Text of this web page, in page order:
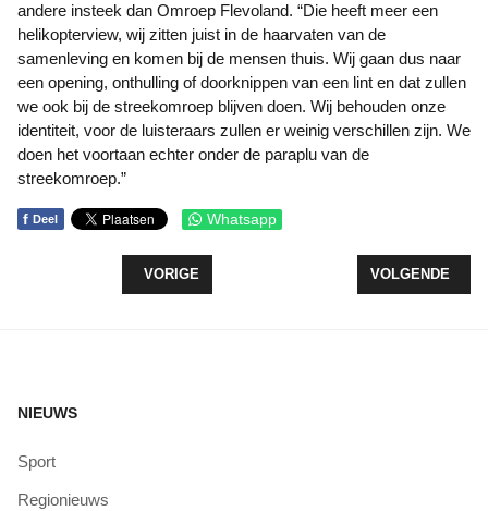
andere insteek dan Omroep Flevoland. “Die heeft meer een
helikopterview, wij zitten juist in de haarvaten van de
samenleving en komen bij de mensen thuis. Wij gaan dus naar
een opening, onthulling of doorknippen van een lint en dat zullen
we ook bij de streekomroep blijven doen. Wij behouden onze
identiteit, voor de luisteraars zullen er weinig verschillen zijn. We
doen het voortaan echter onder de paraplu van de
streekomroep.”
f Deel Whatsapp
VORIG ARTIKEL: VEEL BELANGSTELLING VOOR
VORIGE VOLGENDE
VOLGENDE
NIEUWS
Sport
Regionieuws